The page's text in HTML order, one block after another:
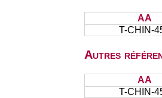
AA
T-CHIN-
Autres
AA
T-CHIN-